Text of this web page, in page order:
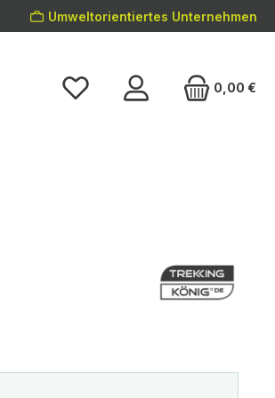
Umweltorientiertes Unternehmen
0,00 €